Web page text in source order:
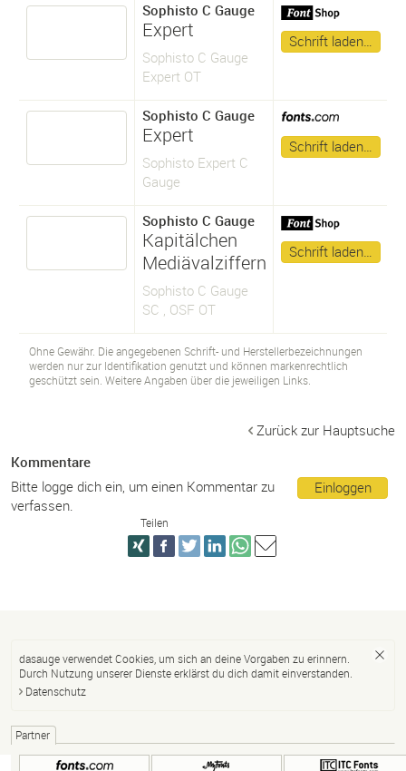
Sophisto C Gauge
Expert
Sophisto C Gauge
Expert OT
Schrift laden…
Sophisto C Gauge
Expert
Sophisto Expert C
Gauge
Schrift laden…
Sophisto C Gauge
Kapitälchen
Mediävalziffern
Sophisto C Gauge
SC , OSF OT
Schrift laden…
Ohne Gewähr. Die angegebenen Schrift- und Herstellerbezeichnungen
werden nur zur Identifikation genutzt und können markenrechtlich
geschützt sein. Weitere Angaben über die jeweiligen Links.
Zurück zur Hauptsuche
Kommentare
Einloggen
Bitte logge dich ein, um einen Kommentar zu
verfassen.
Teilen
dasauge verwendet Cookies, um sich an deine Vorgaben zu erinnern.
Durch Nutzung unserer Dienste erklärst du dich damit einverstanden.
Datenschutz
Partner